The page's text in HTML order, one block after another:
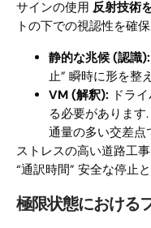
サインの使用 反射技術
トの下での視認性を確
静的な兆候 (認識):
止” 瞬時に形を整
VM (解釈): ドラ
る必要がありま
通量の多い交差点
ストレスの高い道路工
“通訳時間” 安全な停止
極限状態における